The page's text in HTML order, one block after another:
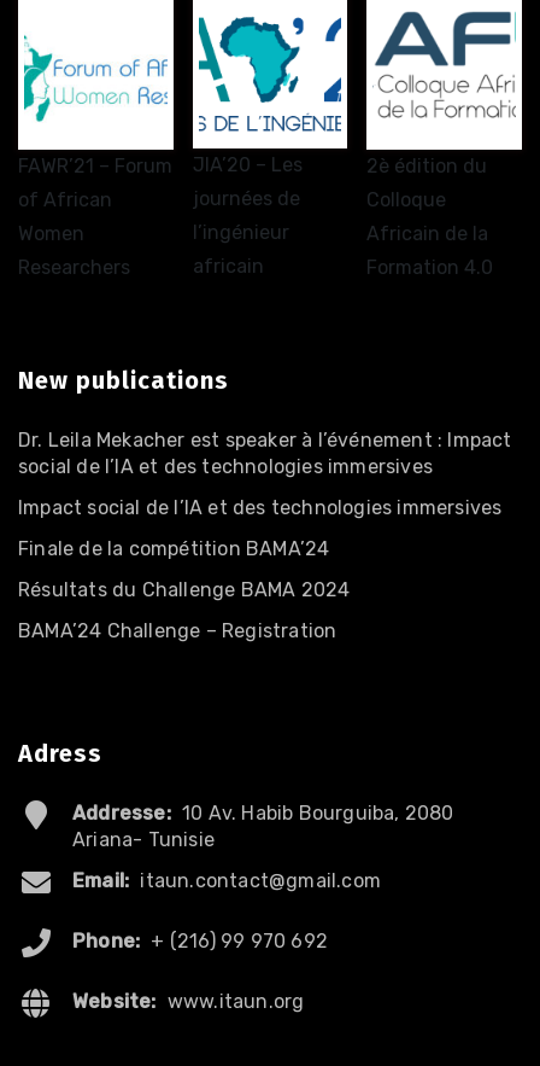
FAWR’21 – Forum
of African
Women
Researchers
JIA’20 – Les
journées de
l’ingénieur
africain
2è édition du
Colloque
Africain de la
Formation 4.0
New publications
Dr. Leila Mekacher est speaker à l’événement : Impact
social de l’IA et des technologies immersives
Impact social de l’IA et des technologies immersives
Finale de la compétition BAMA’24
Résultats du Challenge BAMA 2024
BAMA’24 Challenge – Registration
Adress
Addresse: 10 Av. Habib Bourguiba, 2080
Ariana- Tunisie
Email: itaun.contact@gmail.com
Phone: + (216) 99 970 692
Website: www.itaun.org